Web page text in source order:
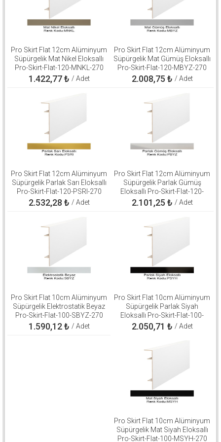
Pro Skirt Flat 12cm Alüminyum
Süpürgelik Mat Nikel Eloksallı
Pro-Skirt-Flat-120-MNKL-270
1.422,77₺ / Adet
Pro Skirt Flat 12cm Alüminyum
Süpürgelik Mat Gümüş Eloksallı
Pro-Skirt-Flat-120-MBYZ-270
2.008,75 ₺ / Adet
Pro Skirt Flat 12cm Alüminyum
Süpürgelik Parlak Sarı Eloksallı
Pro-Skirt-Flat-120-PSRI-270
2.532,28 ₺ / Adet
Pro Skirt Flat 12cm Alüminyum
Süpürgelik Parlak Gümüş
Eloksallı Pro-Skirt-Flat-120-
PBYZ-270
2.101,25 ₺ / Adet
Pro Skirt Flat 10cm Alüminyum
Süpürgelik Elektrostatik Beyaz
Pro-Skirt-Flat-100-SBYZ-270
1.590,12₺ / Adet
Pro Skirt Flat 10cm Alüminyum
Süpürgelik Parlak Siyah
Eloksallı Pro-Skirt-Flat-100-
PSYH-270
2.050,71 ₺ / Adet
Pro Skirt Flat 10cm Alüminyum
Süpürgelik Mat Siyah Eloksallı
Pro-Skirt-Flat-100-MSYH-270